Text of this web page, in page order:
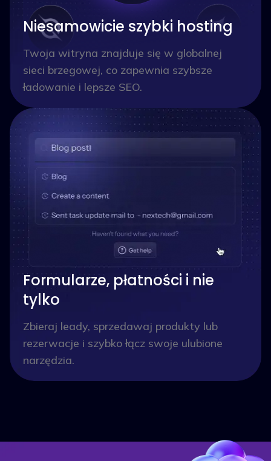
Niesamowicie szybki hosting
Twoja witryna znajduje się w globalnej
sieci brzegowej, co zapewnia szybsze
ładowanie i lepsze SEO.
Formularze, płatności i nie
tylko
Zbieraj leady, sprzedawaj produkty lub
rezerwacje i szybko łącz swoje ulubione
narzędzia.